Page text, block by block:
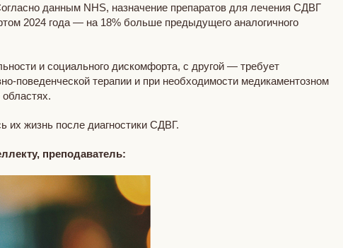
данным NHS, назначение препаратов для лечения СДВГ
2024 года — на 18% больше предыдущего аналогичного
и социального дискомфорта, с другой — требует
поведенческой терапии и при необходимости медикаментозном
их жизнь после диагностики СДВГ.
преподаватель: